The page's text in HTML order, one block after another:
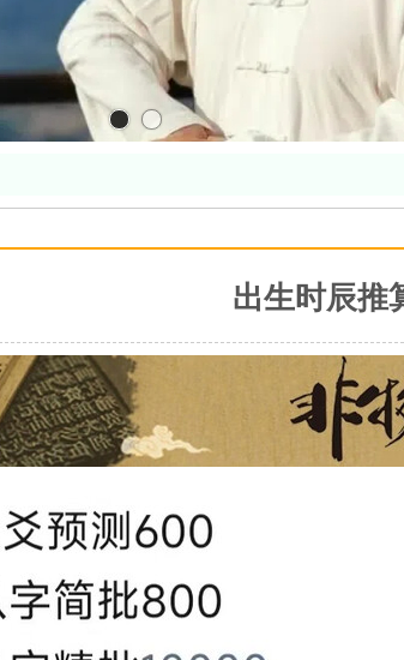
出生时辰推